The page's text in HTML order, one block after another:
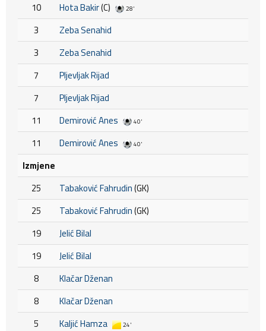
10 Hota Bakir(C) 28'
3
Zeba Senahid
3
Zeba Senahid
7
Pljevljak Rijad
7
Pljevljak Rijad
11
Demirović Anes 40'
11 Demirović Anes 40'
Izmjene
25
Tabaković Fahrudin(GK)
25
Tabaković Fahrudin(GK)
19
Jelić Bilal
19
Jelić Bilal
8
Klačar Dženan
8
Klačar Dženan
5
Kaljić Hamza 24'